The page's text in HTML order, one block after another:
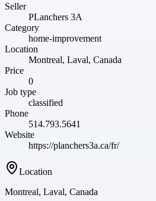
Seller
PLanchers 3A
Category
home-improvement
Location
Montreal, Laval, Canada
Price
0
Job type
classified
Phone
514.793.5641
Website
https://planchers3a.ca/fr/
Location
Montreal, Laval, Canada